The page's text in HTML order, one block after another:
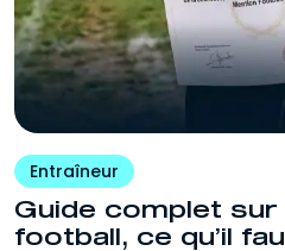
Entraîneur
Guide complet sur
football, ce qu’il